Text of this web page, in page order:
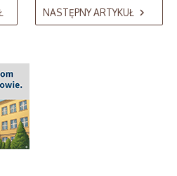
Kekeljevic.NASTĘPNY ARTYKUŁ